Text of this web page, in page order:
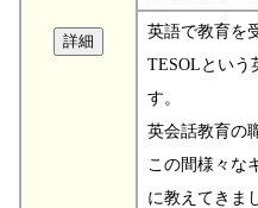
英語で教育を
TESOLという
す。
英会話教育の
この間様々な
に教えてきま